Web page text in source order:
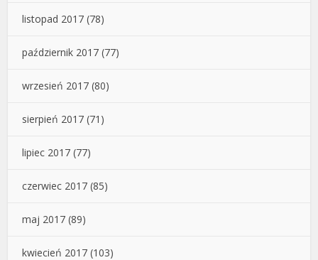
listopad 2017 (78)
październik 2017 (77)
wrzesień 2017 (80)
sierpień 2017 (71)
lipiec 2017 (77)
czerwiec 2017 (85)
maj 2017 (89)
kwiecień 2017 (103)